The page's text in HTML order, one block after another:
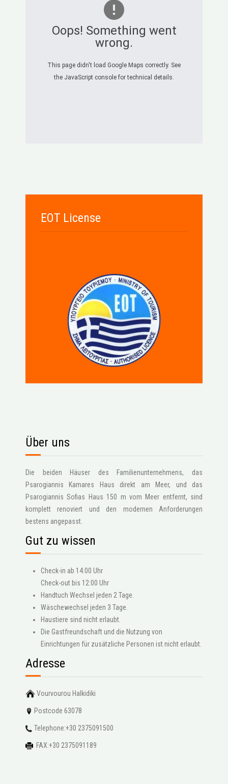
Oops! Something went
wrong.
This page didn't load Google Maps correctly. See
the JavaScript console for technical details.
EOT License
Über uns
Die beiden Häuser des Familienunternehmens, das
Psarogiannis Kamares Haus direkt am Meer, und das
Psarogiannis Sofias Haus 150 m vom Meer entfernt, sind
komplett renoviert und den modernen Anforderungen
bestens angepasst.
Gut zu wissen
Check-in ab 14:00 Uhr
Check-out bis 12:00 Uhr
Handtuch Wechsel jeden 2 Tage.
Wäschewechsel jeden 3 Tage.
Haustiere sind nicht erlaubt.
Die Gastfreundschaft und die Nutzung von
Einrichtungen für zusätzliche Personen ist nicht erlaubt.
Adresse
Vourvourou Halkidiki
Postcode 63078
Telephone:+30 2375091500
FAX:+30 2375091189